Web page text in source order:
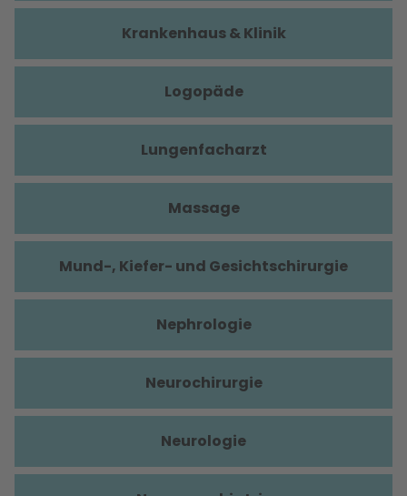
Krankenhaus & Klinik
Logopäde
Lungenfacharzt
Massage
Mund-, Kiefer- und Gesichtschirurgie
Nephrologie
Neurochirurgie
Neurologie